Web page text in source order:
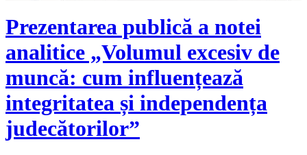
Prezentarea publică a notei
analitice „Volumul excesiv de
muncă: cum influențează
integritatea și independența
judecătorilor”